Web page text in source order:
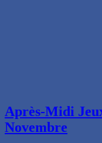
Après-Midi
Novembre